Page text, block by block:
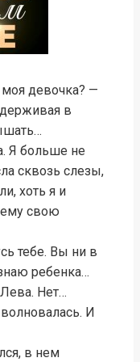
девочка? —
в
Я больше не
сквозь слезы,
хоть я и
ему свою
тебе. Вы ни в
ребенка…
Нет…
И
в нем